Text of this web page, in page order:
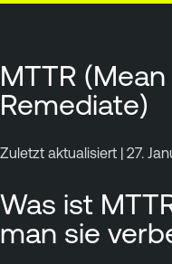
MTTR
Remediate)
Zuletzt aktualisiert | 27.
Was ist
man sie